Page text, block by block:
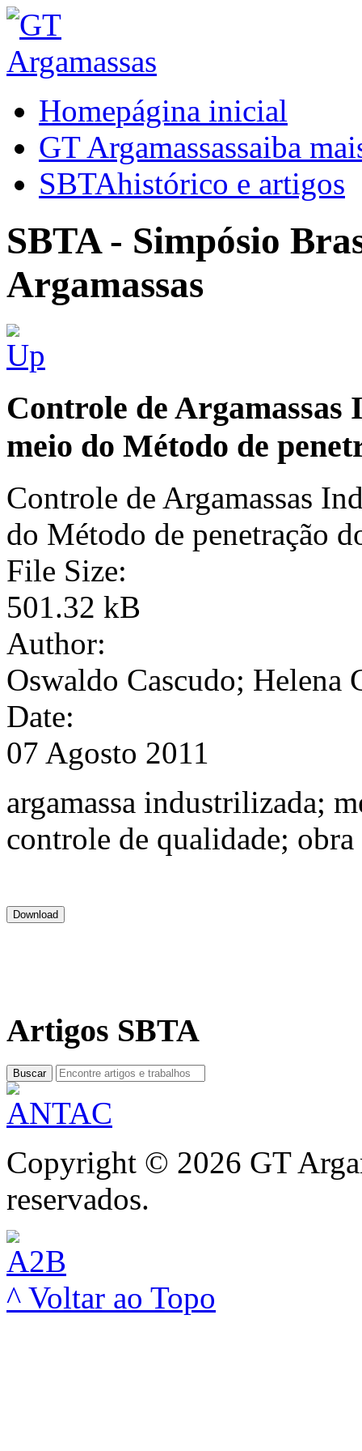
Homepágina inicial
GT Argamassassaiba
SBTAhistórico e artigos
SBTA - Simpósio
Argamassas
Controle de
meio do Método de
Controle de Argamassas
do Método de penetração
File Size:
501.32 kB
Author:
Oswaldo Cascudo; Helena
Date:
07 Agosto 2011
argamassa industrilizada;
controle de qualidade; obra
Artigos SBTA
Buscar
Copyright © 2026 GT
reservados.
^ Voltar ao Topo